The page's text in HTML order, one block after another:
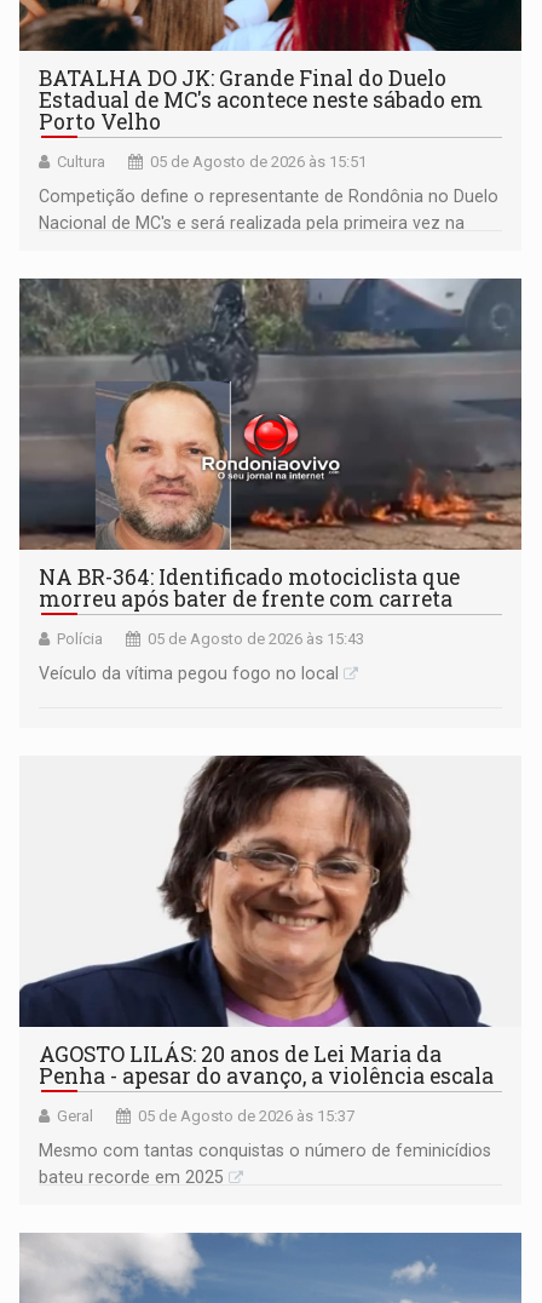
BATALHA DO JK: Grande Final do Duelo
Estadual de MC's acontece neste sábado em
Porto Velho
Cultura 05 de Agosto de 2026 às 15:51
Competição define o representante de Rondônia no Duelo
Nacional de MC's e será realizada pela primeira vez na
NA BR-364: Identificado motociclista que
morreu após bater de frente com carreta
Polícia 05 de Agosto de 2026 às 15:43
Veículo da vítima pegou fogo no local
AGOSTO LILÁS: 20 anos de Lei Maria da
Penha - apesar do avanço, a violência escala
Geral 05 de Agosto de 2026 às 15:37
Mesmo com tantas conquistas o número de feminicídios
bateu recorde em 2025